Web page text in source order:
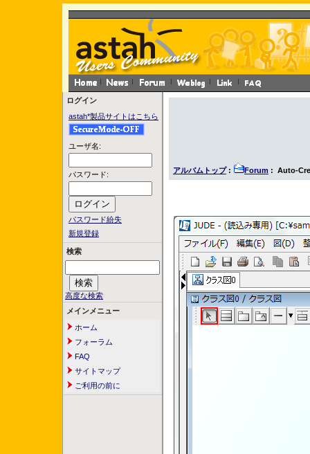
ログイン
astah*製品サイトはこちら
ユーザ名:
パスワード:
パスワード紛失
新規登録
検索
高度な検索
メインメニュー
ホーム
フォーラム
FAQ
サイトマップ
ご利用の前に
アルバムトップ: Forum : Auto-